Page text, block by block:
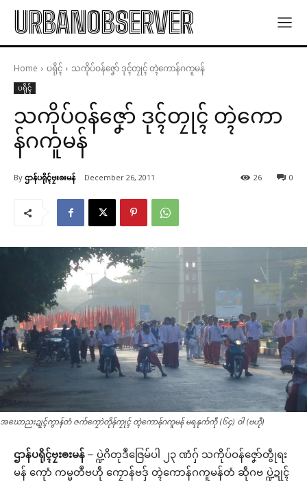
URBANOBSERVER
Home ပရိုၚ် သကိုပ်ဝန်ဇၞော် ဒုၚ်တၠုၚ် တ္ၚဲကောန်ဂကူမန်
ပရိုၚ်
သကိုပ်ဝန်ဇၞော် ဒုၚ်တၠုၚ် တ္ၚဲကော
န်ဂကူမန်
By ဌာန်ပရိုၚ်ဗၠးၜးမန် December 26, 2011 0
26
အဃောညးဍုၚ်ကွာန်တံ ဇက်ကၠောဲတိုန်ကၠုၚ် တ္ၚဲကောန်ဂကူမန် မရနုက်ကဵု (၆၄) ဝါ (ဗဟဵု)
ဌာန်ပရိုၚ်ဗၠးၜးမန် – ပ္ဍဲဂိတုဒဳဇြေမ်ပါ ၂၃ ဏံဂှ် သကိုပ်ဝန်ဇၞော်တွဵုရး
မန် ကေုာံ ကမ္မတဳဗဟဵု ကၠောန်ဗဒှ် တ္ၚဲကောန်ဂကူမန်တံ ဆဵုဂဗ ပ္ဍဲဍုၚ်